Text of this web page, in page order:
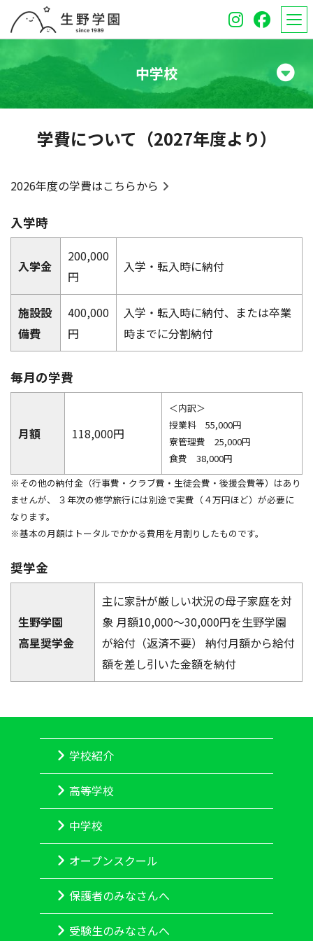
学校紹介
高等学校
中学校
オープンスクール
保護者のみなさんへ
受験生のみなさんへ
アクセス お問い合わせ
中学校
学費について（2027年度より）
2026年度の学費はこちらから
入学時
入学金
200,000
円
入学・転入時に納付
施設設
備費
400,000
円
入学・転入時に納付、または卒業
時までに分割納付
毎月の学費
月額 118,000円
＜内訳＞
授業料 55,000円
寮管理費 25,000円
食費 38,000円
※その他の納付金（行事費・クラブ費・生徒会費・後援会費等）はあり
ませんが、 ３年次の修学旅行には別途で実費（４万円ほど）が必要に
なります。
※基本の月額はトータルでかかる費用を月割りしたものです。
奨学金
生野学園
高星奨学金
主に家計が厳しい状況の母子家庭を対
象 月額10,000〜30,000円を生野学園
が給付（返済不要） 納付月額から給付
額を差し引いた金額を納付
学校紹介
高等学校
中学校
オープンスクール
保護者のみなさんへ
受験生のみなさんへ